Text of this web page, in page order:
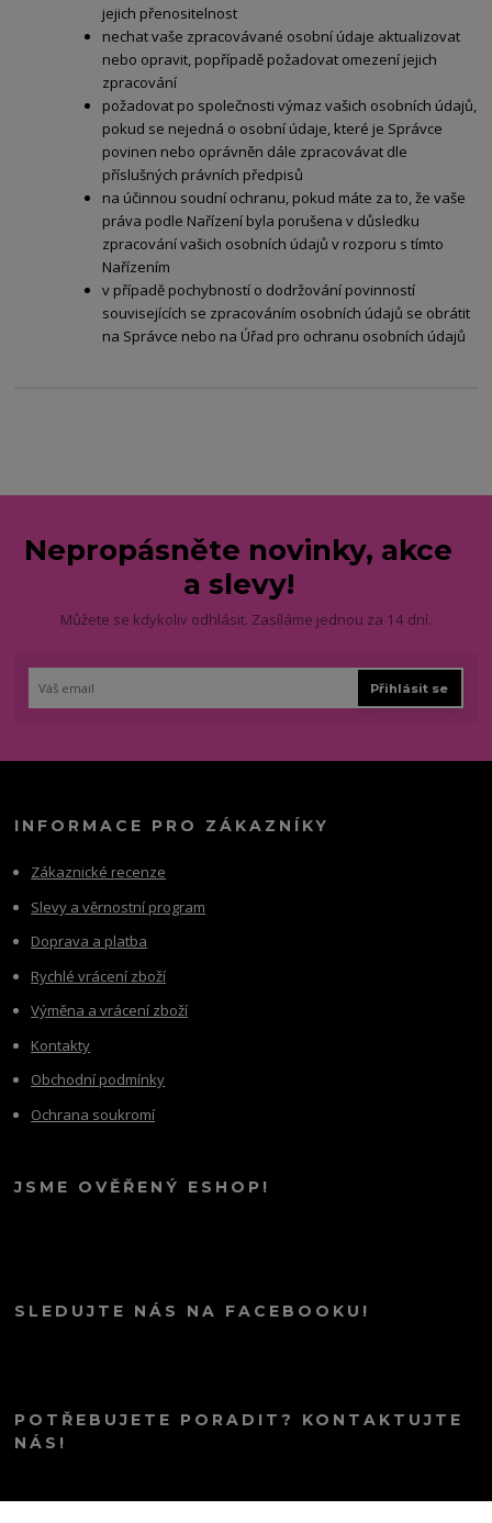
jejich přenositelnost
nechat vaše zpracovávané osobní údaje aktualizovat
nebo opravit, popřípadě požadovat omezení jejich
zpracování
požadovat po společnosti výmaz vašich osobních údajů,
pokud se nejedná o osobní údaje, které je Správce
povinen nebo oprávněn dále zpracovávat dle
příslušných právních předpisů
na účinnou soudní ochranu, pokud máte za to, že vaše
práva podle Nařízení byla porušena v důsledku
zpracování vašich osobních údajů v rozporu s tímto
Nařízením
v případě pochybností o dodržování povinností
souvisejících se zpracováním osobních údajů se obrátit
na Správce nebo na Úřad pro ochranu osobních údajů
Nepropásněte novinky, akce
a slevy!
Můžete se kdykoliv odhlásit. Zasíláme jednou za 14 dní.
Přihlásit se
INFORMACE PRO ZÁKAZNÍKY
Zákaznické recenze
Slevy a věrnostní program
Doprava a platba
Rychlé vrácení zboží
Výměna a vrácení zboží
Kontakty
Obchodní podmínky
Ochrana soukromí
JSME OVĚŘENÝ ESHOP!
SLEDUJTE NÁS NA FACEBOOKU!
POTŘEBUJETE PORADIT? KONTAKTUJTE
NÁS!